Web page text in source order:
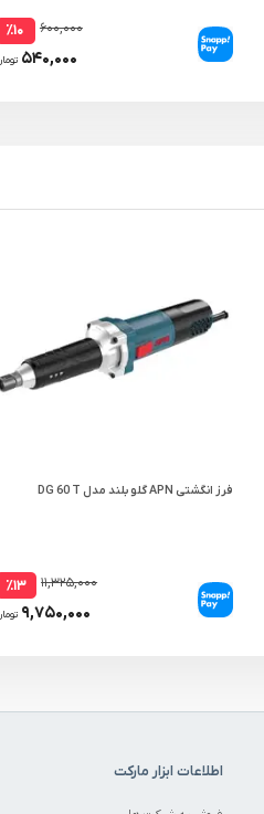
۶۰۰,۰۰۰ ٪۱۰
۵۴۰,۰۰۰
فرز انگشتی APN گلو بلند مدل DG 60 T
۱۱,۳۲۵,۰۰۰ ٪۱۳
۹,۷۵۰,۰۰۰
اطلاعات ابزار مارکت